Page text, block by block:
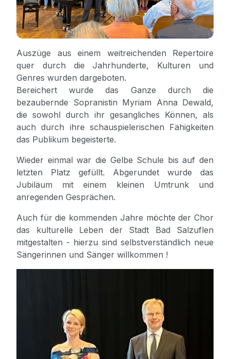
Auszüge aus einem weit­reichenden Repertoire
quer durch die Jahr­hunderte, Kulturen und
Genres wurden dar­geboten.
Bereichert wurde das Ganze durch die
bezaubernde Sopranistin Myriam Anna Dewald,
die sowohl durch ihr gesang­liches Können, als
auch durch ihre schau­spiel­erischen Fähigkeiten
das Publikum begeisterte.
Wieder einmal war die Gelbe Schule bis auf den
letzten Platz gefüllt. Abgerundet wurde das
Jubiläum mit einem kleinen Umtrunk und
anregenden Gesprächen.
Auch für die kommenden Jahre möchte der Chor
das kulturelle Leben der Stadt Bad Salzuflen
mitgestalten - hierzu sind selbst­ver­ständ­lich neue
Sängerinnen und Sänger willkommen !